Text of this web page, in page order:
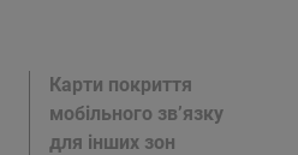
Карти покриття
мобільного зв’язку
для інших зон